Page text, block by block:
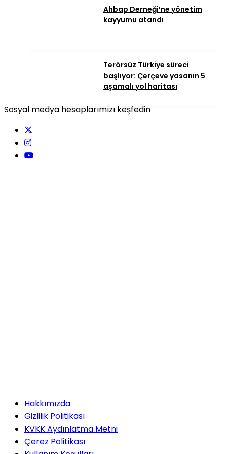
Ahbap Derneği’ne yönetim
kayyumu atandı
Terörsüz Türkiye süreci
başlıyor: Çerçeve yasanın 5
aşamalı yol haritası
Sosyal medya hesaplarımızı keşfedin
Hakkımızda
Gizlilik Politikası
KVKK Aydınlatma Metni
Çerez Politikası